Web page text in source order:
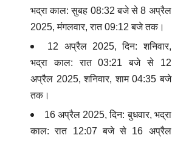
भद्रा काल: सुबह 08:32 बजे से 8 अप्रैल
2025, मंगलवार, रात 09:12 बजे तक।
12 अप्रैल 2025, दिन: शनिवार,
भद्रा काल: रात 03:21 बजे से 12
अप्रैल 2025, शनिवार, शाम 04:35 बजे
तक।
16 अप्रैल 2025, दिन: बुधवार, भद्रा
काल: रात 12:07 बजे से 16 अप्रैल